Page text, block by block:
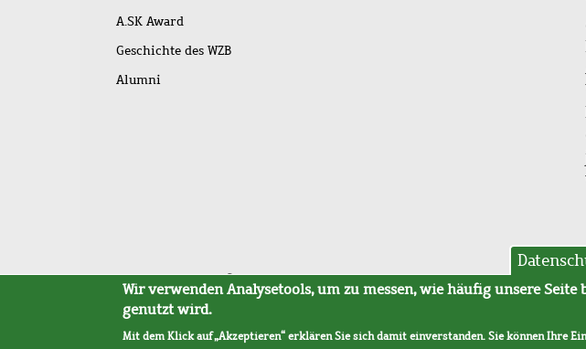
A.SK Award
Geschichte des WZB
Alumni
Fußleistenmenü
SitemapBarrierefreiheitImpressumDatenschutzAVB
Wir verwenden Analysetools, um zu messen, wie häufig unsere Seite
genutzt wird.
Mit dem Klick auf „Akzeptieren“ erklären Sie sich damit einverstanden. Sie können Ihre